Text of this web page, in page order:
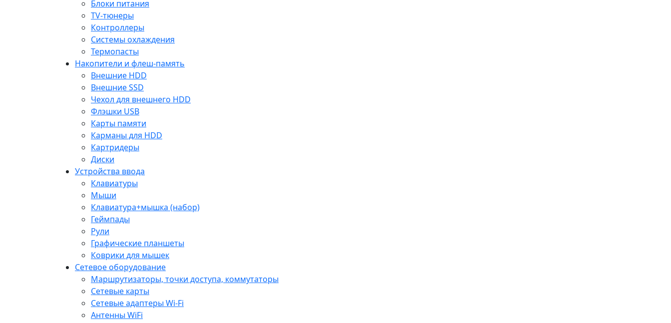
Блоки питания
TV-тюнеры
Контроллеры
Системы охлаждения
Термопасты
Накопители и флеш-память
Внешние HDD
Внешние SSD
Чехол для внешнего HDD
Флэшки USB
Карты памяти
Карманы для HDD
Картридеры
Диски
Устройства ввода
Клавиатуры
Мыши
Клавиатура+мышка (набор)
Геймпады
Рули
Графические планшеты
Коврики для мышек
Сетевое оборудование
Маршрутизаторы, точки доступа, коммутаторы
Сетевые карты
Сетевые адаптеры Wi-Fi
Антенны WiFi